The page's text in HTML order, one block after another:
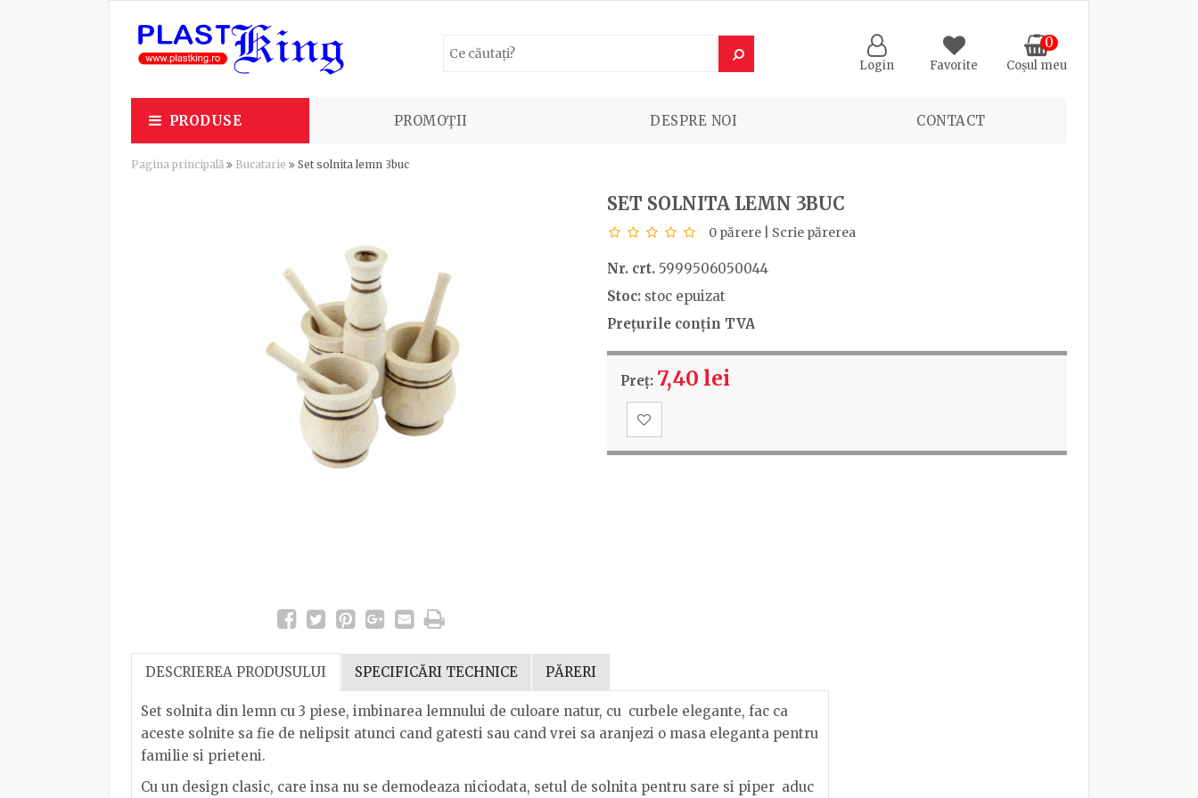
Login
0
Coșul meu
Favorite
PRODUSE PROMOȚII DESPRE NOI CONTACT
Pagina principală Bucatarie Set solnita lemn 3buc
SET SOLNITA LEMN 3BUC
0 părere| Scrie părerea
Nr. crt.5999506050044
Stoc:stoc epuizat
Prețurile conțin TVA
Preț: 7,40 lei
DESCRIEREA PRODUSULUI SPECIFICĂRI TECHNICE PĂRERI
Set solnita din lemn cu 3 piese, imbinarea lemnului de culoare natur, cu curbele elegante, fac ca
aceste solnite sa fie de nelipsit atunci cand gatesti sau cand vrei sa aranjezi o masa eleganta pentru
familie si prieteni.
Cu un design clasic, care insa nu se demodeaza niciodata, setul de solnita pentru sare si piper aduc